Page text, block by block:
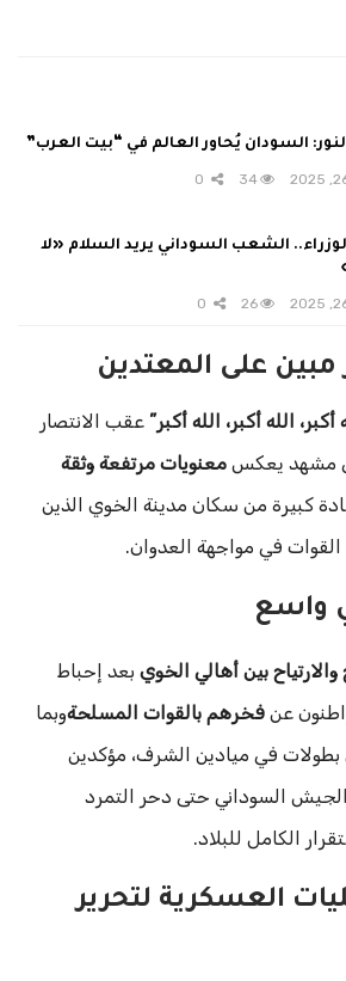
السودان يُحاور العالم في “بيت العرب”
34
الشعب السوداني يريد السلام «لا
26
مبين على المعتدين
أكبر، الله أكبر، الله أكبر” عقب الانتصار
مشهد يعكس معنويات مرتفعة وثقة
كبيرة من سكان مدينة الخوي الذين
القوات في مواجهة العدوان.
واسع
والارتياح بين أهالي الخوي بعد إحباط
عن فخرهم بالقوات المسلحةوبما
في ميادين الشرف، مؤكدين
السوداني حتى دحر التمرد
الكامل للبلاد.
العسكرية لتحرير